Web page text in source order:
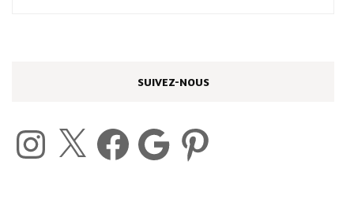
SUIVEZ-NOUS
Instagram Facebook Google Pinterest